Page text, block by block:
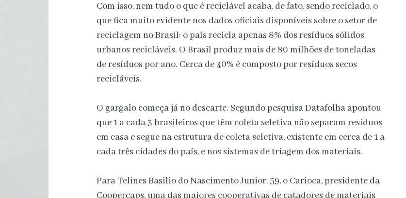
Com isso, nem tudo o que é reciclável acaba, de fato, sendo reciclado, o
que fica muito evidente nos dados oficiais disponíveis sobre o setor de
reciclagem no Brasil: o país recicla apenas 8% dos resíduos sólidos
urbanos recicláveis. O Brasil produz mais de 80 milhões de toneladas
de resíduos por ano. Cerca de 40% é composto por resíduos secos
recicláveis.
O gargalo começa já no descarte. Segundo pesquisa Datafolha apontou
que 1 a cada 3 brasileiros que têm coleta seletiva não separam resíduos
em casa e segue na estrutura de coleta seletiva, existente em cerca de 1 a
cada três cidades do país, e nos sistemas de triagem dos materiais.
Para Telines Basilio do Nascimento Junior, 59, o Carioca, presidente da